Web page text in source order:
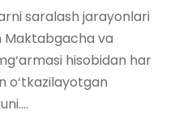
saralash jarayonlari
Maktabgacha va
hisobidan har
o‘tkazilayotgan